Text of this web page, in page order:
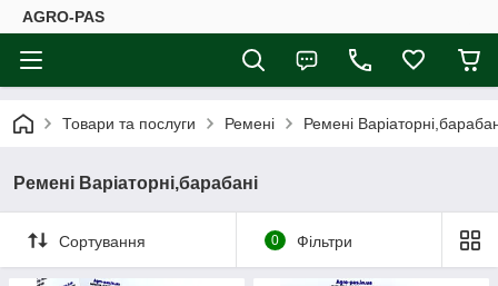
AGRO-PAS
Товари та послуги Ремені Ремені
Ремені Варіаторні,барабані
Сортування 0 Фільтри